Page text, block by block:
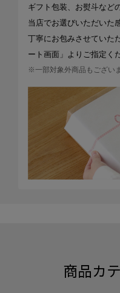
ギフト包装、お熨斗など
当店でお選びいただいた
丁寧にお包みさせていた
ート画面」よりご指定く
※一部対象外商品もござい
商品カ